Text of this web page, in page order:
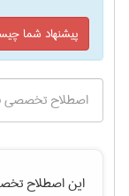
پیشنهاد شما
این اصطلاح